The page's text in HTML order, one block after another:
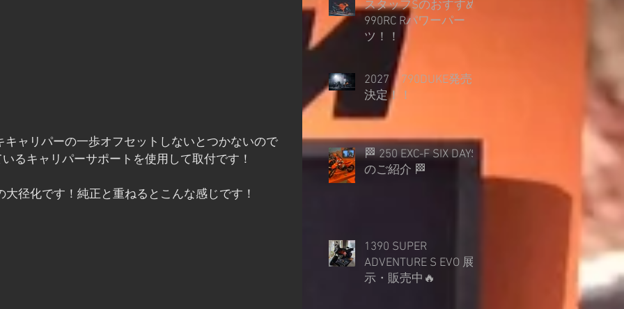
るキャリパーサポートを使用して取付です！
径化です！純正と重ねるとこんな感じです！
スタッフSのおすすめ
990RC Rパワーパー
ツ！！
2027 790DUKE発売
決定！！
🏁 250 EXC-F SIX DAYS
のご紹介 🏁
1390 SUPER
ADVENTURE S EVO 展
示・販売中🔥